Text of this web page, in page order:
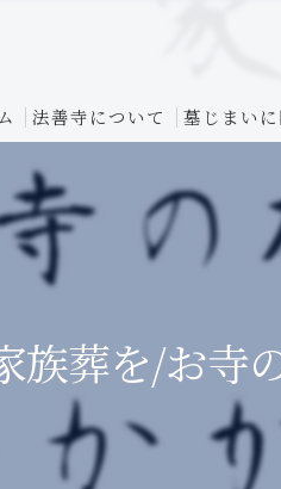
法善寺について 墓じまい
族葬を/お寺